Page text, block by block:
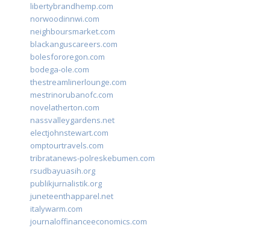
libertybrandhemp.com
norwoodinnwi.com
neighboursmarket.com
blackanguscareers.com
bolesfororegon.com
bodega-ole.com
thestreamlinerlounge.com
mestrinorubanofc.com
novelatherton.com
nassvalleygardens.net
electjohnstewart.com
omptourtravels.com
tribratanews-polreskebumen.com
rsudbayuasih.org
publikjurnalistik.org
juneteenthapparel.net
italywarm.com
journaloffinanceeconomics.com